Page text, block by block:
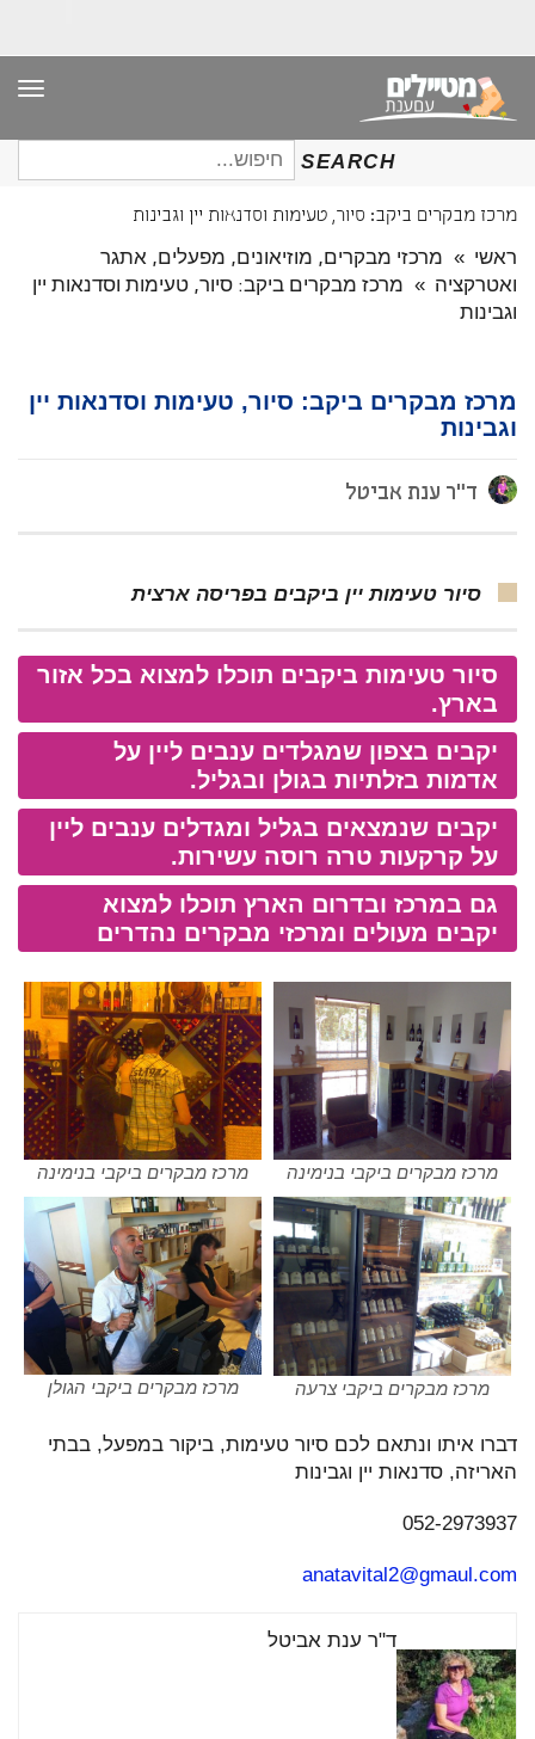
SEARCH
חיפוש
עבור:
מרכז מבקרים ביקב: סיור, טעימות וסדנאות יין וגבינות
ראשי » מרכזי מבקרים, מוזיאונים, מפעלים, אתגר
ואטרקציה » מרכז מבקרים ביקב: סיור, טעימות וסדנאות יין
וגבינות
מרכז מבקרים ביקב: סיור, טעימות וסדנאות יין
וגבינות
ד"ר ענת אביטל
סיור טעימות יין ביקבים בפריסה ארצית
סיור טעימות ביקבים תוכלו למצוא בכל אזור
בארץ.
יקבים בצפון שמגלדים ענבים ליין על
אדמות בזלתיות בגולן ובגליל.
יקבים שנמצאים בגליל ומגדלים ענבים ליין
על קרקעות טרה רוסה עשירות.
גם במרכז ובדרום הארץ תוכלו למצוא
יקבים מעולים ומרכזי מבקרים נהדרים
מרכז מבקרים ביקבי בנימינה מרכז מבקרים ביקבי בנימינה
מרכז מבקרים ביקבי צרעה מרכז מבקרים ביקבי הגולן
דברו איתו ונתאם לכם סיור טעימות, ביקור במפעל, בבתי
האריזה, סדנאות יין וגבינות
052-2973937
anatavital2@gmaul.com
ד"ר ענת אביטל